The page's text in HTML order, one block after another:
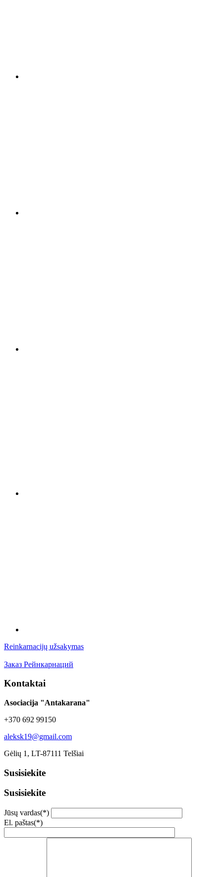
Reinkarnacijų užsakymas
Заказ Рейнкарнаций
Kontaktai
Asociacija "Antakarana"
+370 692 99150
aleksk19@gmail.com
Gėlių 1, LT-87111 Telšiai
Susisiekite
Susisiekite
Jūsų vardas(*)
El. paštas(*)